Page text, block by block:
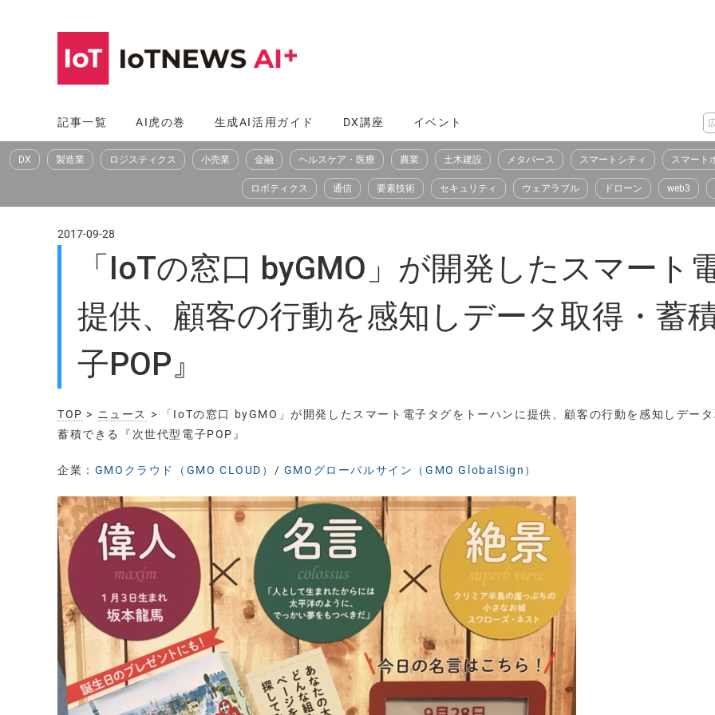
へ
ス
記事一覧 AI虎の巻 生成AI活用ガイド DX講座 イベント
DX 製造業 ロジスティクス 小売業 金融 ヘルスケア・医療 農業 土木建設 メタバース スマートシティ スマート
ロボティクス 通信 要素技術 セキュリティ ウェアラブル ドローン web3
2017-09-28
「IoTの窓口 byGMO」が開発したスマート
提供、顧客の行動を感知しデータ取得・蓄
子POP』
TOP > ニュース
> 「IoTの窓口 byGMO」が開発したスマート電子タグをトーハンに提供、顧客の行動を感知しデー
蓄積できる『次世代型電子POP』
企業： GMOクラウド（GMO CLOUD） / GMOグローバルサイン（GMO GlobalSign）